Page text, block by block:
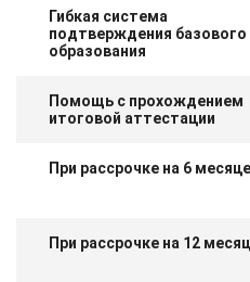
Гибкая система
подтверждения базового
образования
Помощь с прохождением
итоговой аттестации
При рассрочке на 6
При рассрочке на 12